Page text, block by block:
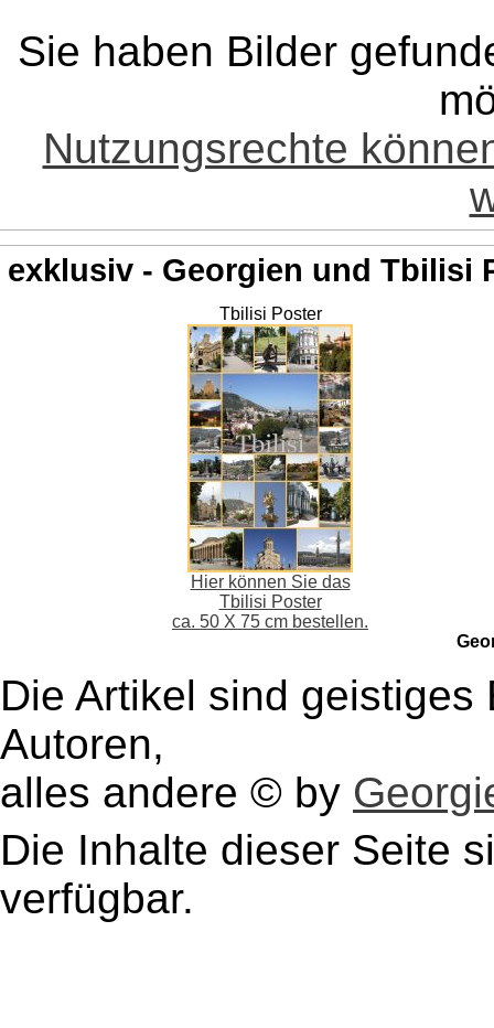
Sie haben Bilder
Nutzungsrechte
exklusiv - Georgien und Tbilisi
Tbilisi Poster
Hier können Sie das
Tbilisi Poster
ca. 50 X 75 cm bestellen.
Die Artikel sind
Autoren,
alles andere © by
Die Inhalte dieser Seite
verfügbar.